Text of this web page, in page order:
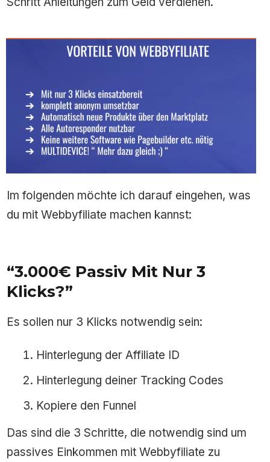
Im folgenden möchte ich darauf eingehen, was
du mit Webbyfiliate machen kannst:
“3.000€ Passiv Mit Nur 3
Klicks?”
Es sollen nur 3 Klicks notwendig sein:
Hinterlegung der Affiliate ID
Hinterlegung deiner Tracking Codes
Kopiere den Funnel
Das sind die 3 Schritte, die notwendig sind um
passives Einkommen mit Webbyfiliate zu